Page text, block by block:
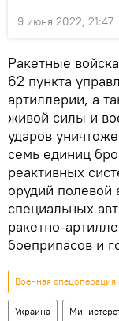
9 июня 2022, 21:47
Ракетные
62 пункта
артиллерии, а
живой силы и
ударов
семь единиц
реактивных
орудий полевой
специальных
ракетно-
боеприпасов и
Военная
Украина